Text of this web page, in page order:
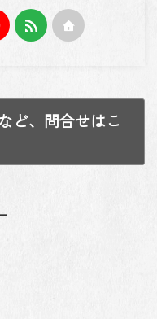
ど、問合せはこ